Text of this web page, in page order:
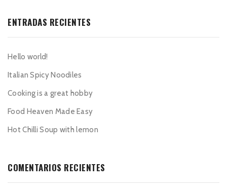
ENTRADAS RECIENTES
Hello world!
Italian Spicy Noodiles
Cooking is a great hobby
Food Heaven Made Easy
Hot Chilli Soup with lemon
COMENTARIOS RECIENTES